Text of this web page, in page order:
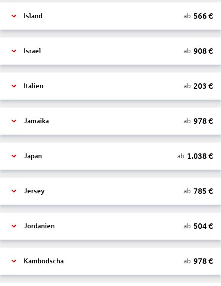
Island ab 566€
Israel ab 908€
Italien ab 203 €
Jamaika ab 978€
Japan ab 1.038€
Jersey ab 785 €
Jordanien ab 504€
Kambodscha ab 978€